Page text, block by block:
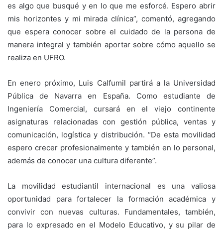
es algo que busqué y en lo que me esforcé. Espero abrir
mis horizontes y mi mirada clínica”, comentó, agregando
que espera conocer sobre el cuidado de la persona de
manera integral y también aportar sobre cómo aquello se
realiza en UFRO.
En enero próximo, Luis Calfumil partirá a la Universidad
Pública de Navarra en España. Como estudiante de
Ingeniería Comercial, cursará en el viejo continente
asignaturas relacionadas con gestión pública, ventas y
comunicación, logística y distribución. “De esta movilidad
espero crecer profesionalmente y también en lo personal,
además de conocer una cultura diferente”.
La movilidad estudiantil internacional es una valiosa
oportunidad para fortalecer la formación académica y
convivir con nuevas culturas. Fundamentales, también,
para lo expresado en el Modelo Educativo, y su pilar de